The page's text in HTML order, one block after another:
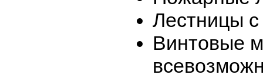
Лестницы
Винтовые